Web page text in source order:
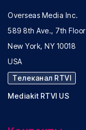
Overseas Media Inc.
589 8th Ave., 7th Floor
New York, NY 10018
USA
Телеканал RTVI
Mediakit RTVI US